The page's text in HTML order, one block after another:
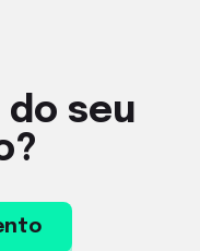
do seu